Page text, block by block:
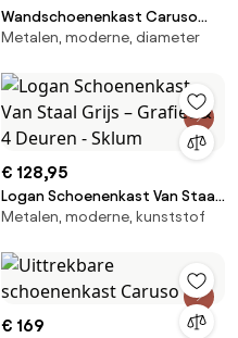
Wandschoenenkast Caruso
met opklapbare vakken
Metalen, moderne, diameter
€ 128,95
Logan Schoenenkast Van Staal
Grijs – Grafiet & 4 Deuren -
Metalen, moderne, kunststof
€ 169